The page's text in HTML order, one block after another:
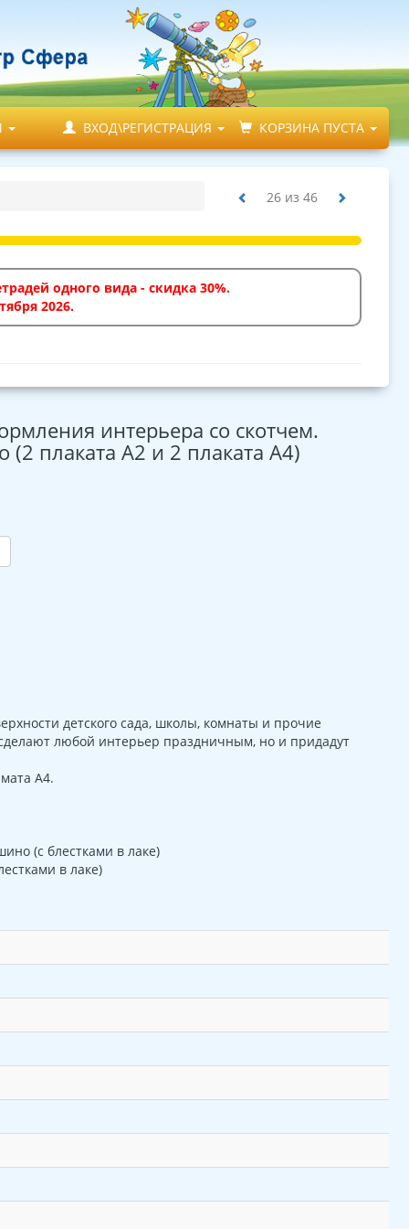
ВХОД\РЕГИСТРАЦИЯ КОРЗИНА ПУСТА
26 из 46
одного вида - скидка 30%.
2026.
интерьера со скотчем.
плаката А2 и 2 плаката А4)
детского сада, школы, комнаты и прочие
любой интерьер праздничным, но и придадут
А4.
(с блестками в лаке)
в лаке)